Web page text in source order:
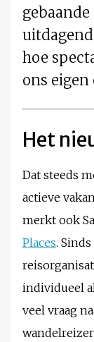
hoe
ons
Het
Dat steeds
actieve
merkt ook
Places.
individueel
veel vraag